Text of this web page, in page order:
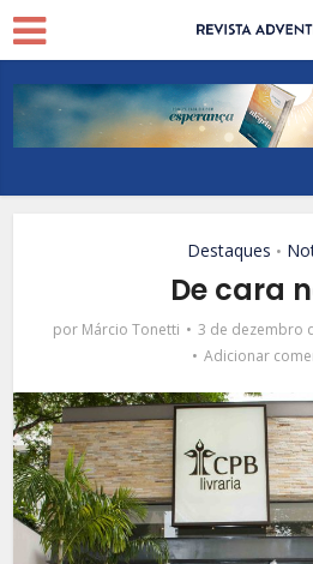
Destaques •
De cara
por Márcio Tonetti 3 de dezembro
Adicionar